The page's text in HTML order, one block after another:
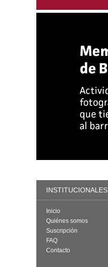
INSTITUCIONALES
Inicio
Quiénes somos
Suscripción
FAQ
Contacto